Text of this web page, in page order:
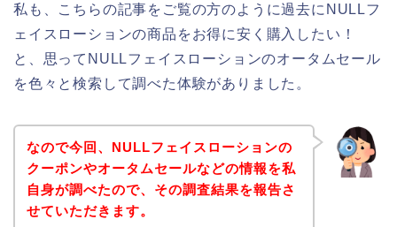
私も、こちらの記事をご覧の方のように過去にNULLフ
ェイスローションの商品をお得に安く購入したい！
と、思ってNULLフェイスローションのオータムセール
を色々と検索して調べた体験がありました。
なので今回、NULLフェイスローションの
クーポンやオータムセールなどの情報を私
自身が調べたので、その調査結果を報告さ
せていただきます。